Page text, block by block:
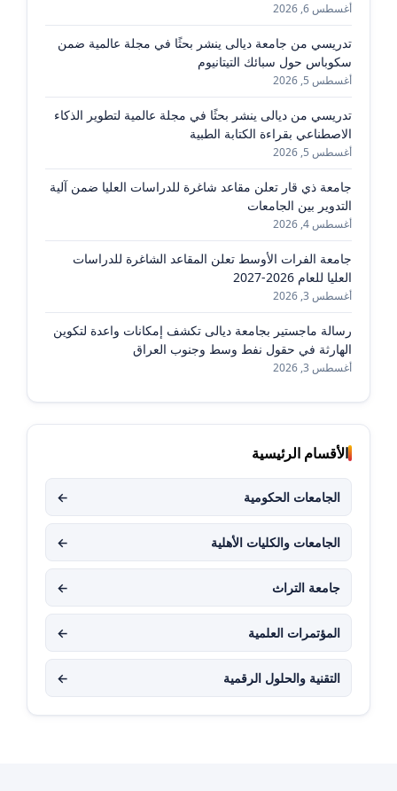
أغسطس 6, 2026
تدريسي من جامعة ديالى ينشر بحثًا في مجلة عالمية ضمن
سكوباس حول سبائك التيتانيوم
أغسطس 5, 2026
تدريسي من ديالى ينشر بحثًا في مجلة عالمية لتطوير الذكاء
الاصطناعي بقراءة الكتابة الطبية
أغسطس 5, 2026
جامعة ذي قار تعلن مقاعد شاغرة للدراسات العليا ضمن آلية
التدوير بين الجامعات
أغسطس 4, 2026
جامعة الفرات الأوسط تعلن المقاعد الشاغرة للدراسات
العليا للعام 2026-2027
أغسطس 3, 2026
رسالة ماجستير بجامعة ديالى تكشف إمكانات واعدة لتكوين
الهارثة في حقول نفط وسط وجنوب العراق
أغسطس 3, 2026
الأقسام الرئيسية
الجامعات الحكومية ←
الجامعات والكليات الأهلية ←
جامعة التراث ←
المؤتمرات العلمية ←
التقنية والحلول الرقمية ←